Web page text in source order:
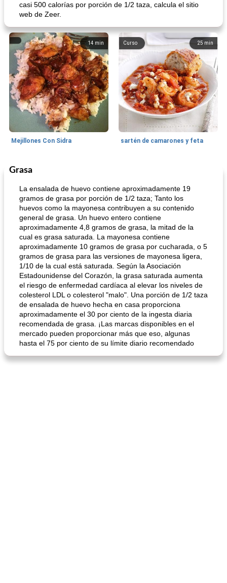
casi 500 calorías por porción de 1/2 taza, calcula el sitio
web de Zeer.
14 min
Mejillones Con Sidra
25 min
Curso
sartén de camarones y feta
Sopas, Guisos Y Chili
sopa de lentejas negras del chef john
Grasa
La ensalada de huevo contiene aproximadamente 19
gramos de grasa por porción de 1/2 taza; Tanto los
huevos como la mayonesa contribuyen a su contenido
general de grasa. Un huevo entero contiene
aproximadamente 4,8 gramos de grasa, la mitad de la
cual es grasa saturada. La mayonesa contiene
aproximadamente 10 gramos de grasa por cucharada, o 5
gramos de grasa para las versiones de mayonesa ligera,
1/10 de la cual está saturada. Según la Asociación
Estadounidense del Corazón, la grasa saturada aumenta
el riesgo de enfermedad cardíaca al elevar los niveles de
colesterol LDL o colesterol "malo". Una porción de 1/2 taza
de ensalada de huevo hecha en casa proporciona
aproximadamente el 30 por ciento de la ingesta diaria
recomendada de grasa. ¡Las marcas disponibles en el
mercado pueden proporcionar más que eso, algunas
hasta el 75 por ciento de su límite diario recomendado